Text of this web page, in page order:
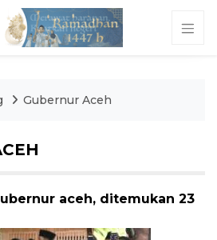
Gubernur Aceh
aceh, ditemukan 23